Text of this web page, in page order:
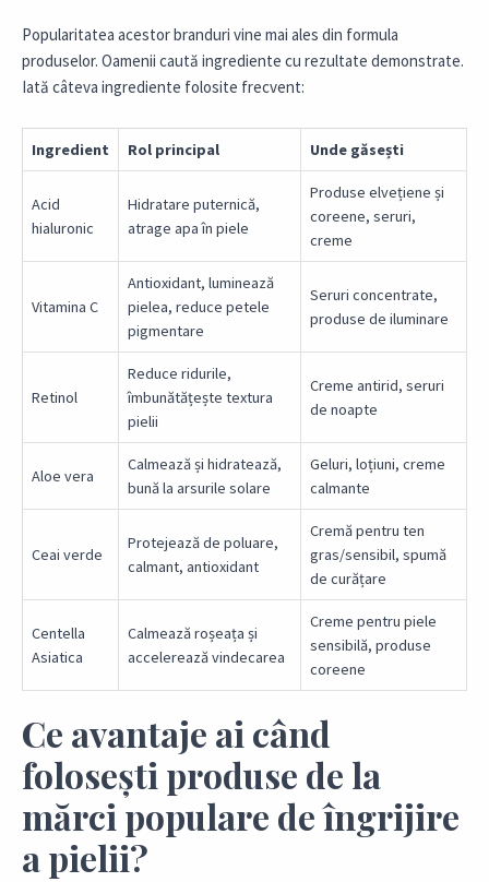
Popularitatea acestor branduri vine mai ales din formula
produselor. Oamenii caută ingrediente cu rezultate demonstrate.
Iată câteva ingrediente folosite frecvent:
Ingredient Rol principal Unde găsești
Acid
hialuronic
Hidratare puternică,
atrage apa în piele
Produse elvețiene și
coreene, seruri,
creme
Vitamina C
Antioxidant, luminează
pielea, reduce petele
pigmentare
Seruri concentrate,
produse de iluminare
Retinol
Reduce ridurile,
îmbunătățește textura
pielii
Creme antirid, seruri
de noapte
Aloe vera
Calmează și hidratează,
bună la arsurile solare
Geluri, loțiuni, creme
calmante
Ceai verde
Protejează de poluare,
calmant, antioxidant
Cremă pentru ten
gras/sensibil, spumă
de curățare
Centella
Asiatica
Calmează roșeața și
accelerează vindecarea
Creme pentru piele
sensibilă, produse
coreene
Ce avantaje ai când
folosești produse de la
mărci populare de îngrijire
a pielii?